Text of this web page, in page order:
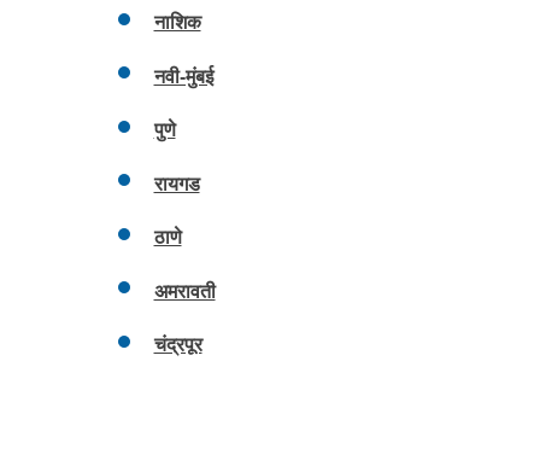
नाशिक
नवी-मुंबई
पुणे
रायगड
ठाणे
अमरावती
चंद्रपूर